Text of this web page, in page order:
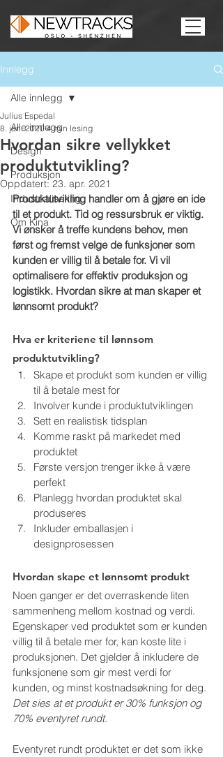
Innlegg
Alle innlegg
Design
Produksjon
Industrialisering
Om Kina
Alle innlegg
Hvordan sikre vellykket
produktutvikling?
Julius Espedal
8. jan. 2020 4 min lesing
Oppdatert: 23. apr. 2021
Produktutvikling handler om å gjøre en ide
til et produkt. Tid og ressursbruk er viktig.
Vi ønsker å treffe kundens behov, men
først og fremst velge de funksjoner som
kunden er villig til å betale for. Vi vil
optimalisere for effektiv produksjon og
logistikk. Hvordan sikre at man skaper et
lønnsomt produkt?
Hva er kriteriene til lønnsom
produktutvikling?
Skape et produkt som kunden er villig
til å betale mest for
Involver kunde i produktutviklingen
Sett en realistisk tidsplan
Komme raskt på markedet med
produktet
Første versjon trenger ikke å være
perfekt
Planlegg hvordan produktet skal
produseres
Inkluder emballasjen i
designprosessen
Hvordan skape et lønnsomt produkt
Noen ganger er det overraskende liten
sammenheng mellom kostnad og verdi.
Egenskaper ved produktet som er kunden
villig til å betale mer for, kan koste lite i
produksjonen. Det gjelder å inkludere de
funksjonene som gir mest verdi for
kunden, og minst kostnadsøkning for deg.
Det sies at et produkt er 30% funksjon og
70% eventyret rundt.
Eventyret rundt produktet er det som ikke